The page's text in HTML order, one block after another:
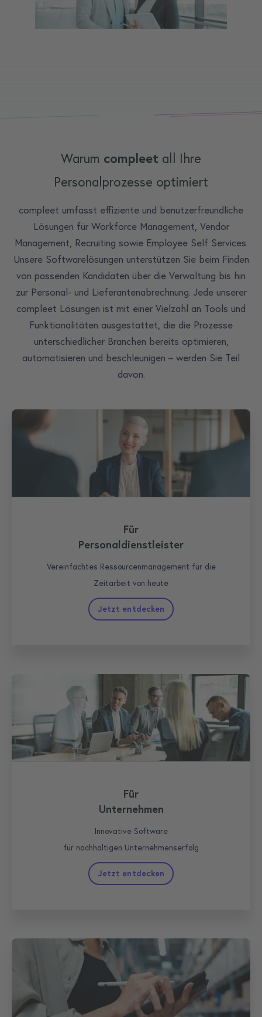
Warum compleet all Ihre
Personalprozesse optimiert
compleet umfasst effiziente und benutzerfreundliche
Lösungen für Workforce Management, Vendor
Management, Recruiting sowie Employee Self Services.
Unsere Softwarelösungen unterstützen Sie beim Finden
von passenden Kandidaten über die Verwaltung bis hin
zur Personal- und Lieferantenabrechnung. Jede unserer
compleet Lösungen ist mit einer Vielzahl an Tools und
Funktionalitäten ausgestattet, die die Prozesse
unterschiedlicher Branchen bereits optimieren,
automatisieren und beschleunigen – werden Sie Teil
davon.
Für
Personaldienstleister
Vereinfachtes Ressourcenmanagement für die
Zeitarbeit von heute
Jetzt entdecken
Für
Unternehmen
Innovative Software
für nachhaltigen Unternehmenserfolg
Jetzt entdecken